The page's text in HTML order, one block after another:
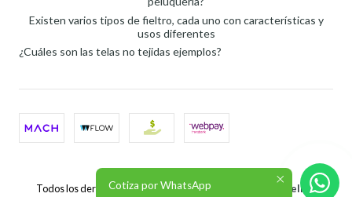
Existen varios tipos de fieltro, cada uno con características y
usos diferentes
¿Cuáles son las telas no tejidas ejemplos?
Todos los derechos reservados.Desarrollado por Jumpseller.
Cotiza por WhatsApp